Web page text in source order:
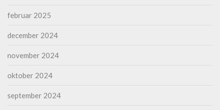
februar 2025
december 2024
november 2024
oktober 2024
september 2024